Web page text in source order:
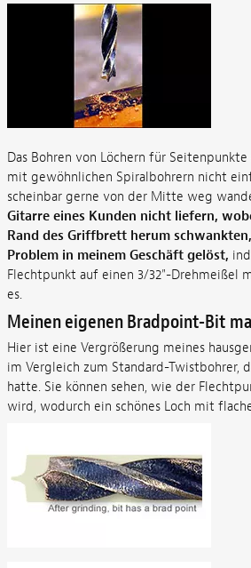
Das Bohren von Löchern für
mit gewöhnlichen Spiralbohrern nicht
scheinbar gerne von der Mitte weg
Gitarre eines Kunden nicht liefern,
Rand des Griffbrett herum
Problem in meinem Geschäft gelöst,
Flechtpunkt auf einen 3/32"-Drehmeißel
es.
Meinen eigenen Bradpoint-Bit
Hier ist eine Vergrößerung meines
im Vergleich zum Standard-Twistbohrer,
hatte. Sie können sehen, wie der
wird, wodurch ein schönes Loch mit